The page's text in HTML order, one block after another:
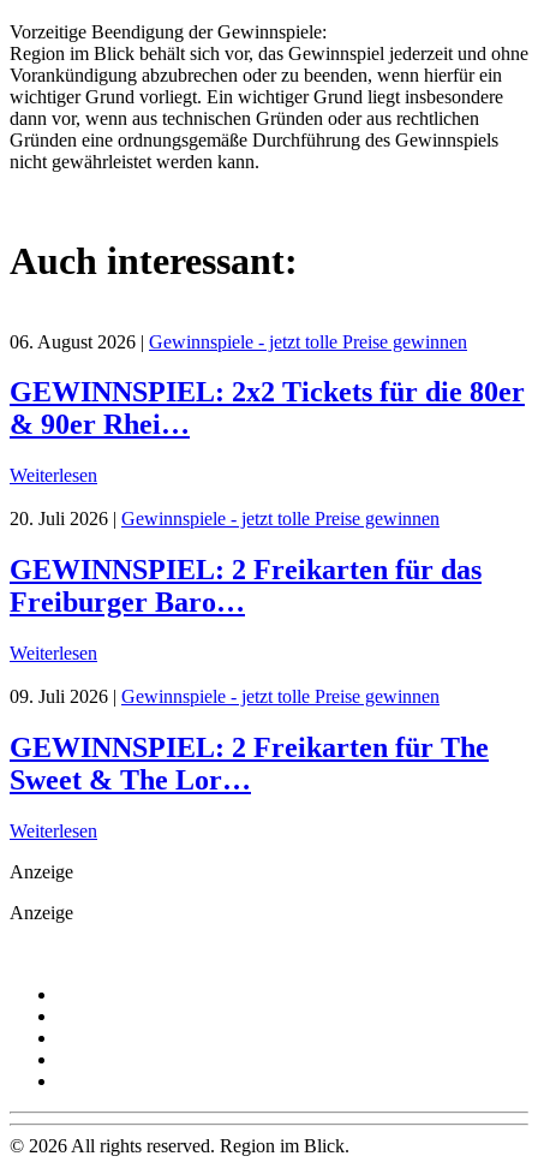
Vorzeitige Beendigung der Gewinnspiele:
Region im Blick behält sich vor, das Gewinnspiel jederzeit und ohne
Vorankündigung abzubrechen oder zu beenden, wenn hierfür ein
wichtiger Grund vorliegt. Ein wichtiger Grund liegt insbesondere
dann vor, wenn aus technischen Gründen oder aus rechtlichen
Gründen eine ordnungsgemäße Durchführung des Gewinnspiels
nicht gewährleistet werden kann.
Auch interessant:
06. August 2026 | Gewinnspiele - jetzt tolle Preise gewinnen
GEWINNSPIEL: 2x2 Tickets für die 80er
& 90er Rhei…
Weiterlesen
20. Juli 2026 | Gewinnspiele - jetzt tolle Preise gewinnen
GEWINNSPIEL: 2 Freikarten für das
Freiburger Baro…
Weiterlesen
09. Juli 2026 | Gewinnspiele - jetzt tolle Preise gewinnen
GEWINNSPIEL: 2 Freikarten für The
Sweet & The Lor…
Weiterlesen
Anzeige
Anzeige
© 2026 All rights reserved. Region im Blick.